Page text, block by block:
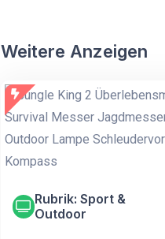
Weitere Anzeigen
Rubrik: Sport &
Outdoor